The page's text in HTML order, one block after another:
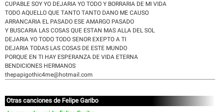
CUPABLE SOY YO DEJARIA YO TODO Y BORRARIA DE MI VIDA
TODO AQUELLO QUE TANTO TANTO DANO ME CAUSO
ARRANCARIA EL PASADO ESE AMARGO PASADO
Y BUSCARIA LAS COSAS QUE ESTAN MAS ALLA DEL SOL
DEJARIA YO TODO TODO SENOR EXEPTO A TI
DEJARIA TODAS LAS COSAS DE ESTE MUNDO
PORQUE EN TI HAY ESPERANZA DE VIDA ETERNA
BENDICIONES HERMANOS
thepapigothic4me@hotmail.com
Otras canciones de Felipe Garibo